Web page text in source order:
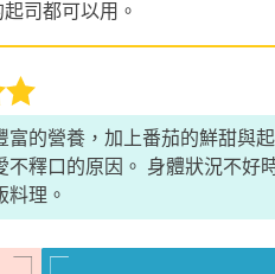
司都可以用。
富的營養，加上番茄的鮮甜與
不釋口的原因。 身體狀況不好
料理。